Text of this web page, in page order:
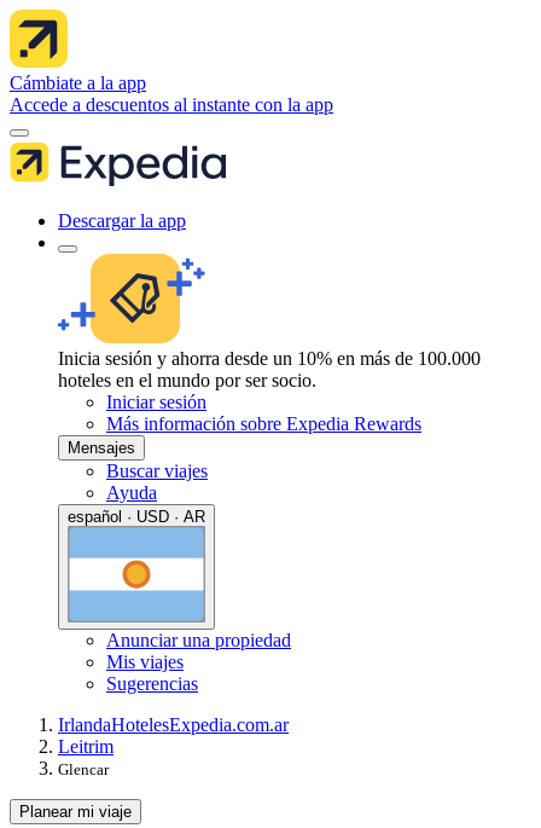
Cámbiate a la app
Accede a descuentos al instante con la app
Descargar la app
Inicia sesión y ahorra desde un 10% en más de 100.000
hoteles en el mundo por ser socio.
Iniciar sesión
Más información sobre Expedia Rewards
Mensajes
Buscar viajes
Ayuda
español · USD · AR
Anunciar una propiedad
Mis viajes
Sugerencias
IrlandaHotelesExpedia.com.ar
Leitrim
Glencar
Planear mi viaje